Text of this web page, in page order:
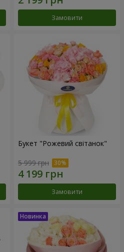
Замовити
Букет "Рожевий світанок"
5 999 грн
Замовити